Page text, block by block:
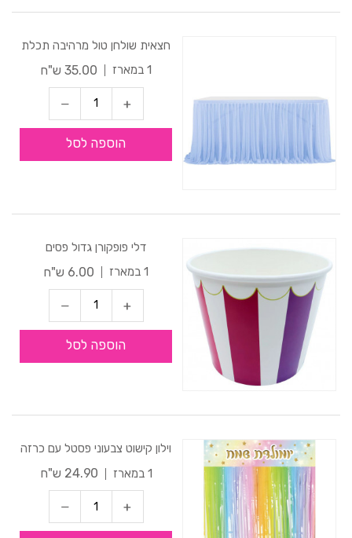
חצאית שולחן טול מרהיבה תכלת
1 במארז
35.00 ש"ח
הוספה לסל
דלי פופקורן גדול פסים
1 במארז
6.00 ש"ח
הוספה לסל
וילון קישוט צבעוני פסטל עם כרזה
1 במארז
24.90 ש"ח